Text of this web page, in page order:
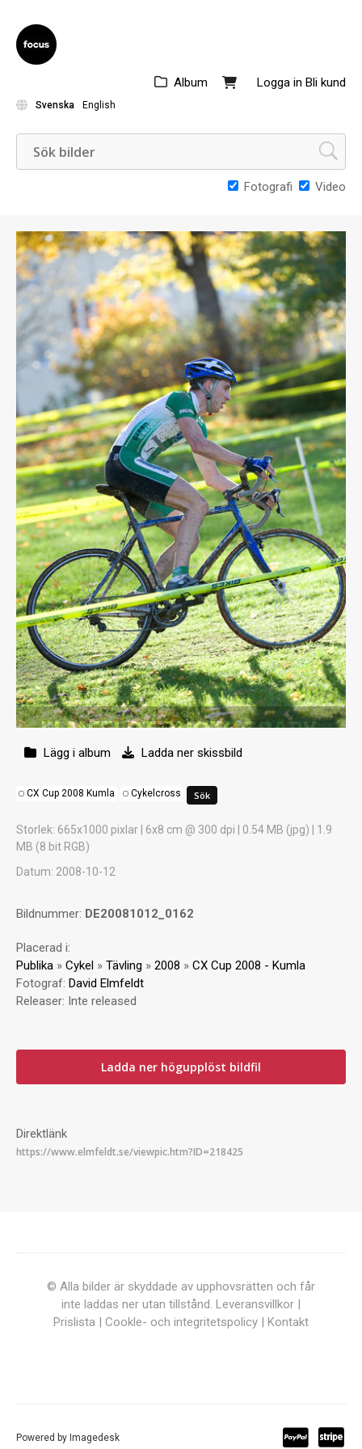
Logga in Bli kund
Album
Svenska English
Fotografi Video
Lägg i album Ladda ner skissbild
CX Cup 2008 Kumla Cykelcross
Storlek: 665x1000 pixlar | 6x8 cm @ 300 dpi | 0.54 MB (jpg) | 1.9
MB (8 bit RGB)
Datum: 2008-10-12
Bildnummer: DE20081012_0162
Placerad i:
Publika » Cykel » Tävling » 2008 » CX Cup 2008 - Kumla
Fotograf: David Elmfeldt
Releaser: Inte released
Ladda ner högupplöst bildfil
Direktlänk
© Alla bilder är skyddade av upphovsrätten och får
inte laddas ner utan tillstånd. Leveransvillkor |
Prislista | Cookle- och integritetspolicy | Kontakt
Powered by Imagedesk